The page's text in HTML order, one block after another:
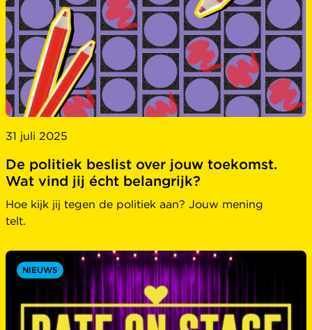
31 juli 2025
De politiek beslist over jouw toekomst.
Wat vind jij écht belangrijk?
Hoe kijk jij tegen de politiek aan? Jouw mening
telt.
NIEUWS